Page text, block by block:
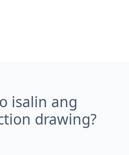
isalin ang
drawing?